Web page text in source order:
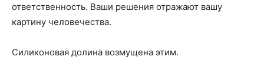
ответственность. Ваши решения отражают вашу
картину человечества.
Силиконовая долина возмущена этим.